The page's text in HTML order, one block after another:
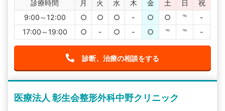
診療時間 月 火 水 木 金 土 日
祝
9:00～12:00
○ ○ ○ - ○ ○ ℡
-
17:00～19:00
○ - ○ - ○ ℡ ℡ -
診断、治療の相談をする
医療法人 彰生会整形外科中野クリニック